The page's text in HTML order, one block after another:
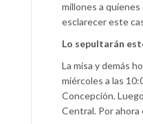
millones a
esclarecer este
Lo sepultarán
La misa y demás
miércoles a las
Concepción.
Central. Por ahora